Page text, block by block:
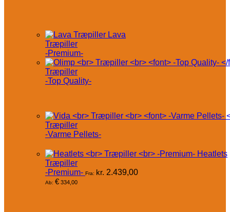
Lava
Træpiller
-Premium-
Træpiller
-Top Quality-
Træpiller
-Varme Pellets-
Heatlets
Træpiller
-Premium- Fra: kr. 2.439,00
Ab: € 334,00